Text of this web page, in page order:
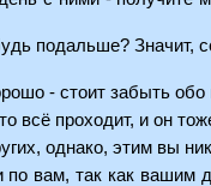
подальше? Значит,
- стоит забыть
всё проходит, и он
однако, этим вы
вам, так как вашим